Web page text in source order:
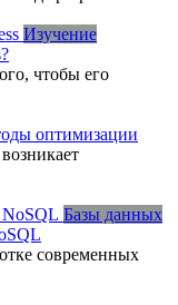
Изучение
чтобы его
оптимизации
Базы данных
современных